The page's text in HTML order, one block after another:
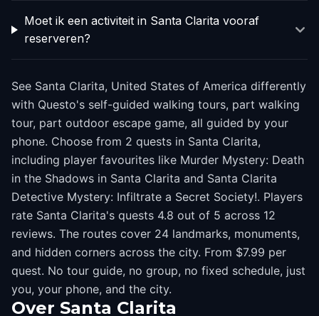
Moet ik een activiteit in Santa Clarita vooraf
reserveren?
See Santa Clarita, United States of America differently
with Questo's self-guided walking tours, part walking
tour, part outdoor escape game, all guided by your
phone. Choose from 2 quests in Santa Clarita,
including player favourites like Murder Mystery: Death
in the Shadows in Santa Clarita and Santa Clarita
Detective Mystery: Infiltrate a Secret Society!. Players
rate Santa Clarita's quests 4.8 out of 5 across 12
reviews. The routes cover 24 landmarks, monuments,
and hidden corners across the city. From $7.99 per
quest. No tour guide, no group, no fixed schedule, just
you, your phone, and the city.
Over Santa Clarita